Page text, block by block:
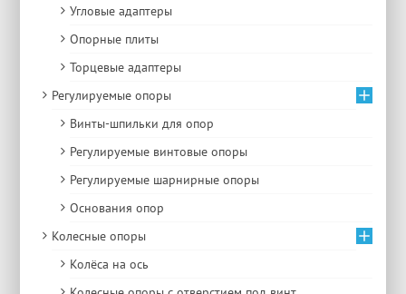
Угловые адаптеры
Опорные плиты
Торцевые адаптеры
Регулируемые опоры
Винты-шпильки для опор
Регулируемые винтовые опоры
Регулируемые шарнирные опоры
Основания опор
Колесные опоры
Колёса на ось